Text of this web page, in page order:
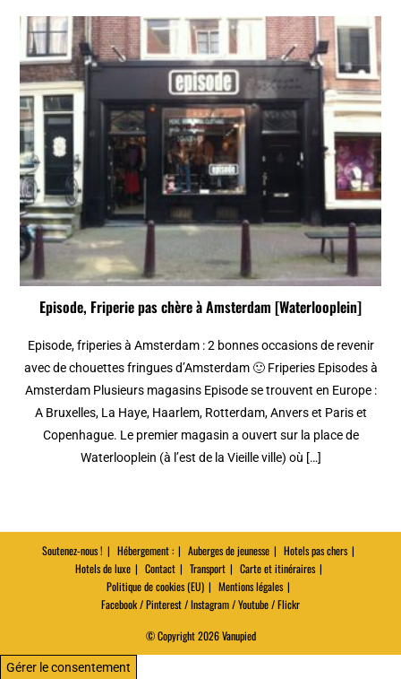
Episode, Friperie pas chère à Amsterdam [Waterlooplein]
Episode, friperies à Amsterdam : 2 bonnes occasions de revenir
avec de chouettes fringues d’Amsterdam 🙂 Friperies Episodes à
Amsterdam Plusieurs magasins Episode se trouvent en Europe :
A Bruxelles, La Haye, Haarlem, Rotterdam, Anvers et Paris et
Copenhague. Le premier magasin a ouvert sur la place de
Waterlooplein (à l’est de la Vieille ville) où […]
Soutenez-nous ! Hébergement : Auberges de jeunesse
Hotels pas chers
Hotels de luxe
Contact Transport
Carte et itinéraires
Politique de cookies (EU)
Mentions légales
Facebook / Pinterest / Instagram / Youtube / Flickr
© Copyright 2026 Vanupied
Gérer le consentement